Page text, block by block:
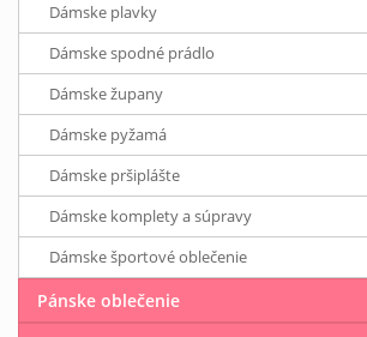
Dámske plavky
Dámske spodné prádlo
Dámske župany
Dámske pyžamá
Dámske pršiplášte
Dámske komplety a súpravy
Dámske športové oblečenie
Pánske oblečenie